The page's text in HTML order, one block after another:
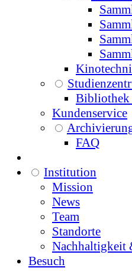
Bibliothek
Kundenservice
FAQ
Institution
Mission
News
Team
Standorte
Nachhaltigkeit
Besuch